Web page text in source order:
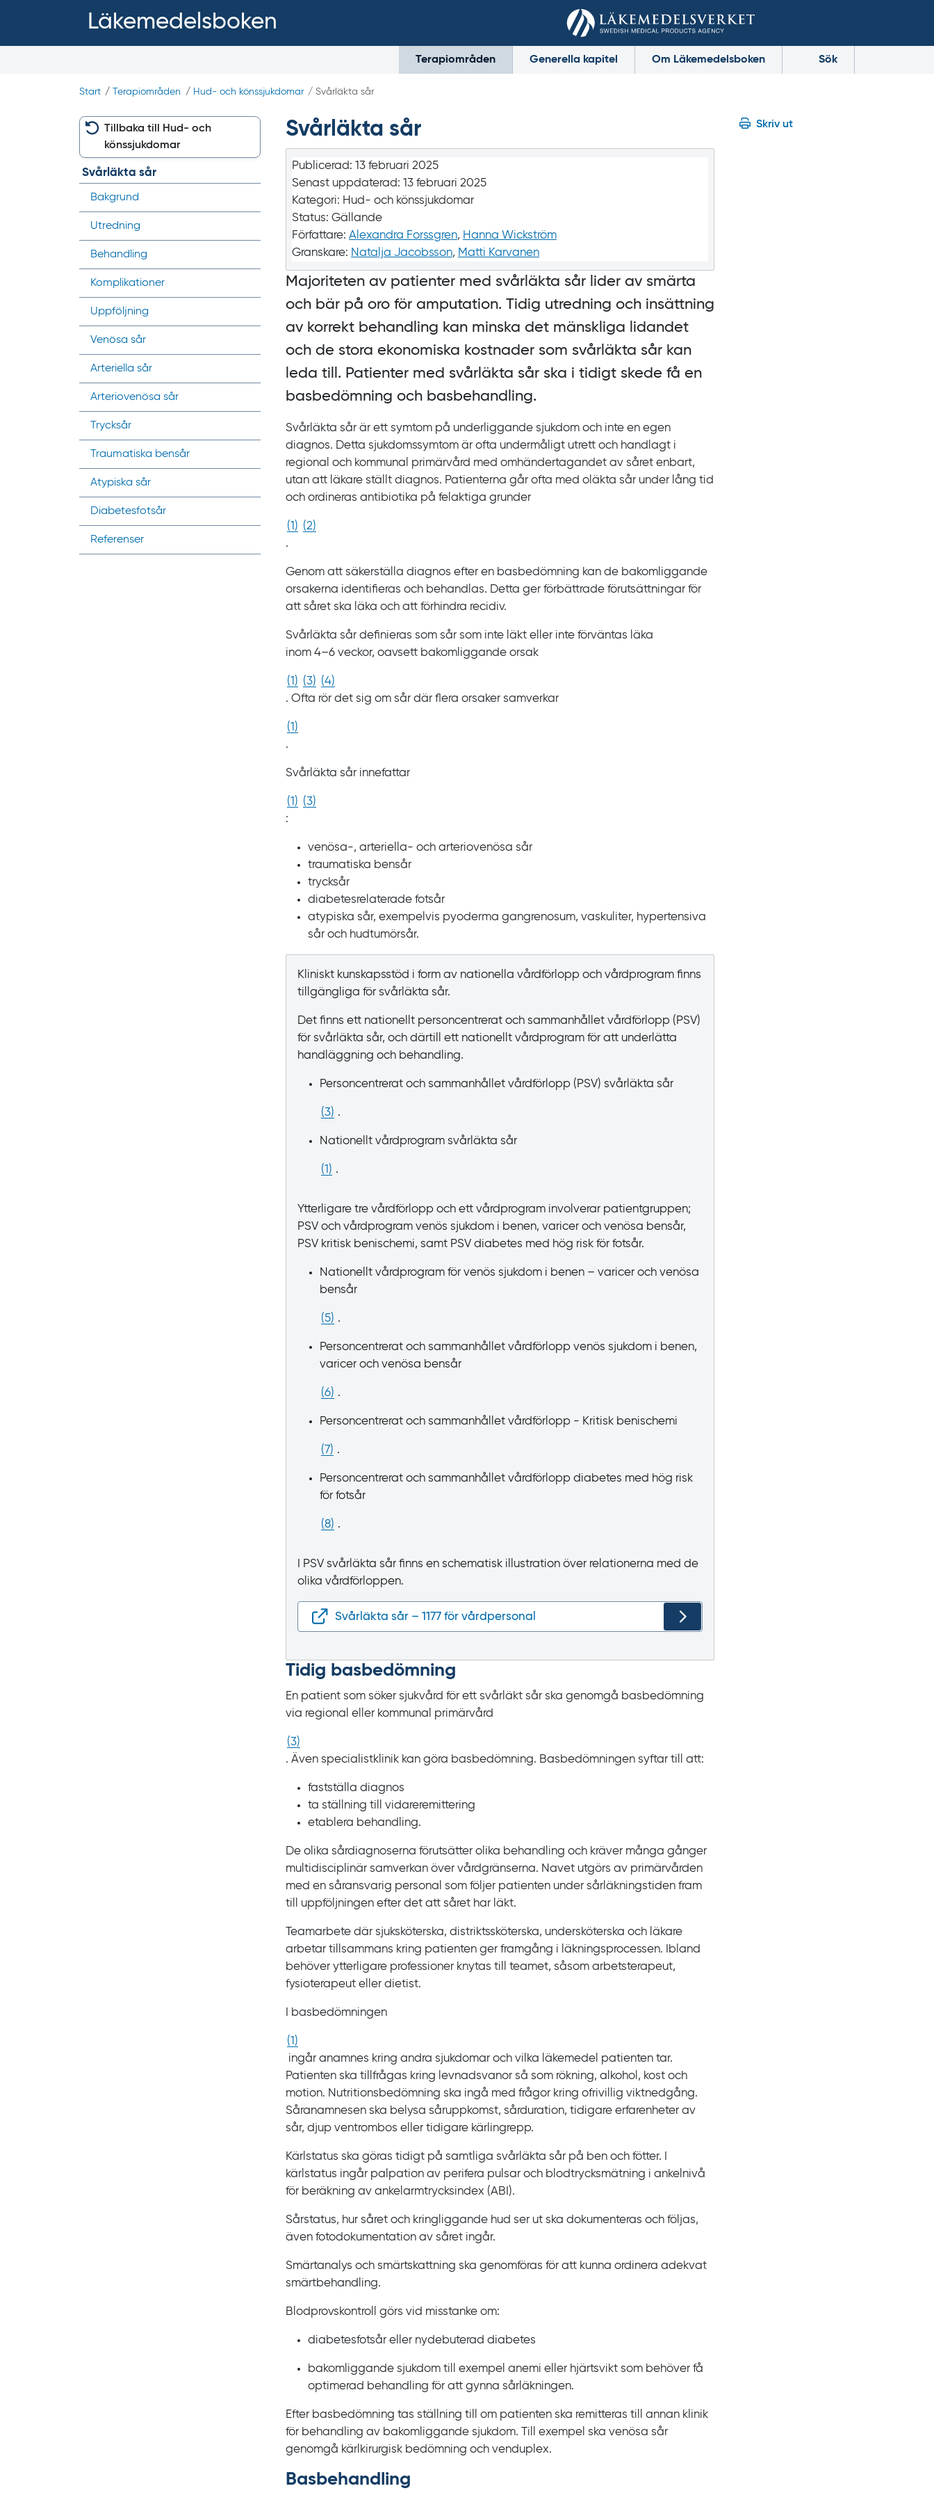
Läkemedelsboken
Terapiområden Generella kapitel Om Läkemedelsboken Sök
Start / Terapiområden / Hud- och könssjukdomar / Svårläkta sår
Skriv ut
Svårläkta sår
Publicerad: 13 februari 2025
Senast uppdaterad: 13 februari 2025
Kategori: Hud- och könssjukdomar
Status: Gällande
Författare: Alexandra Forssgren, Hanna Wickström
Granskare: Natalja Jacobsson, Matti Karvanen
Majoriteten av patienter med svårläkta sår lider av smärta
och bär på oro för amputation. Tidig utredning och insättning
av korrekt behandling kan minska det mänskliga lidandet
och de stora ekonomiska kostnader som svårläkta sår kan
leda till. Patienter med svårläkta sår ska i tidigt skede få en
basbedömning och basbehandling.
Svårläkta sår är ett symtom på underliggande sjukdom och inte en egen
diagnos. Detta sjukdomssymtom är ofta undermåligt utrett och handlagt i
regional och kommunal primärvård med omhändertagandet av såret enbart,
utan att läkare ställt diagnos. Patienterna går ofta med oläkta sår under lång tid
och ordineras antibiotika på felaktiga grunder
(1) (2)
.
Genom att säkerställa diagnos efter en basbedömning kan de bakomliggande
orsakerna identifieras och behandlas. Detta ger förbättrade förutsättningar för
att såret ska läka och att förhindra recidiv.
Svårläkta sår definieras som sår som inte läkt eller inte förväntas läka
inom 4‍–‍6 veckor, oavsett bakomliggande orsak
(1) (3) (4)
. Ofta rör det sig om sår där flera orsaker samverkar
(1)
.
Svårläkta sår innefattar
(1) (3)
:
venösa-, arteriella- och arteriovenösa sår
traumatiska bensår
trycksår
diabetesrelaterade fotsår
atypiska sår, exempelvis pyoderma gangrenosum, vaskuliter, hypertensiva
sår och hudtumörsår.
Kliniskt kunskapsstöd i form av nationella vårdförlopp och vårdprogram finns
tillgängliga för svårläkta sår.
Det finns ett nationellt personcentrerat och sammanhållet vårdförlopp (PSV)
för svårläkta sår, och därtill ett nationellt vårdprogram för att underlätta
handläggning och behandling.
Personcentrerat och sammanhållet vårdförlopp (PSV) svårläkta sår
(3) .
Nationellt vårdprogram svårläkta sår
(1 ) .
Ytterligare tre vårdförlopp och ett vårdprogram involverar patientgruppen;
PSV och vårdprogram venös sjukdom i benen, varicer och venösa bensår,
PSV kritisk benischemi, samt PSV diabetes med hög risk för fotsår.
Nationellt vårdprogram för venös sjukdom i benen – varicer och venösa
bensår
(5) .
Personcentrerat och sammanhållet vårdförlopp venös sjukdom i benen,
varicer och venösa bensår
(6) .
Personcentrerat och sammanhållet vårdförlopp - Kritisk benischemi
(7) .
Personcentrerat och sammanhållet vårdförlopp diabetes med hög risk
för fotsår
(8) .
I PSV svårläkta sår finns en schematisk illustration över relationerna med de
olika vårdförloppen.
Svårläkta sår – 1177 för vårdpersonal
Tidig bas­bedömning
En patient som söker sjukvård för ett svårläkt sår ska genomgå basbedömning
via regional eller kommunal primärvård
(3)
. Även specialistklinik kan göra basbedömning. Basbedömningen syftar till att:
fastställa diagnos
ta ställning till vidareremittering
etablera behandling.
De olika sårdiagnoserna förutsätter olika behandling och kräver många gånger
multidisciplinär samverkan över vårdgränserna. Navet utgörs av primärvården
med en såransvarig personal som följer patienten under sårläkningstiden fram
till uppföljningen efter det att såret har läkt.
Teamarbete där sjuksköterska, distriktssköterska, undersköterska och läkare
arbetar tillsammans kring patienten ger framgång i läkningsprocessen. Ibland
behöver ytterligare professioner knytas till teamet, såsom arbetsterapeut,
fysioterapeut eller dietist.
I basbedömningen
(1)
ingår anamnes kring andra sjukdomar och vilka läkemedel patienten tar.
Patienten ska tillfrågas kring levnadsvanor så som rökning, alkohol, kost och
motion. Nutritionsbedömning ska ingå med frågor kring ofrivillig viktnedgång.
Såranamnesen ska belysa såruppkomst, sårduration, tidigare erfarenheter av
sår, djup ventrombos eller tidigare kärlingrepp.
Kärlstatus ska göras tidigt på samtliga svårläkta sår på ben och fötter. I
kärlstatus ingår palpation av perifera pulsar och blodtrycksmätning i ankelnivå
för beräkning av ankelarmtrycksindex (ABI).
Sårstatus, hur såret och kringliggande hud ser ut ska dokumenteras och följas,
även fotodokumentation av såret ingår.
Smärtanalys och smärtskattning ska genomföras för att kunna ordinera adekvat
smärtbehandling.
Blodprovskontroll görs vid misstanke om:
diabetesfotsår eller nydebuterad diabetes
bakomliggande sjukdom till exempel anemi eller hjärtsvikt som behöver få
optimerad behandling för att gynna sårläkningen.
Efter basbedömning tas ställning till om patienten ska remitteras till annan klinik
för behandling av bakomliggande sjukdom. Till exempel ska venösa sår
genomgå kärlkirurgisk bedömning och venduplex.
Bas­behandling
Tillbaka till Hud- och
könssjukdomar
Svårläkta sår
Bakgrund
Utredning
Behandling
Komplikationer
Uppföljning
Venösa sår
Arteriella sår
Arteriovenösa sår
Trycksår
Traumatiska bensår
Atypiska sår
Diabetesfotsår
Referenser